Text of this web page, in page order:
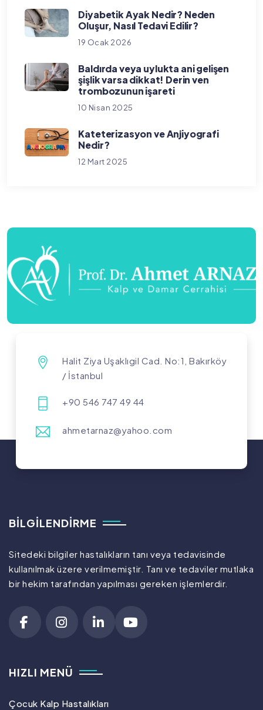
Diyabetik Ayak Nedir? Neden
Oluşur, Nasıl Tedavi Edilir?
19 Ocak 2026
Baldırda veya uylukta ani gelişen
şişlik varsa dikkat! Derin ven
trombozunun işareti
10 Nisan 2025
Kateterizasyon ve Anjiyografi
Nedir?
12 Mart 2025
Halit Ziya Uşaklıgil Cad. No:1, Bakırköy
/ İstanbul
+90 546 747 49 44
ahmetarnaz@yahoo.com
BILGILENDIRME
Sitedeki bilgiler hastalıkların tanı veya tedavisinde
kullanılmak üzere verilmemiştir. Tanı ve tedaviler mutlaka
bir hekim tarafından yapılması gereken işlemlerdir.
HIZLI MENÜ
Çocuk Kalp Hastalıkları